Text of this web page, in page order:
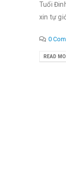
Tuổi
xin tự
0
READ